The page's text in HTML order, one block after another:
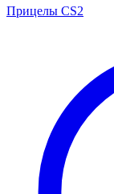
Прицелы CS2